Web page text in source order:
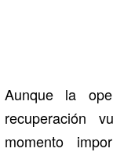
Aunque la
recuperación
momento